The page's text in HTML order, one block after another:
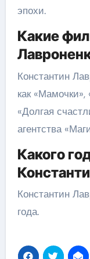
эпохи.
Какие
Константин
как
«Долгая
агентства
Какого
Константин
года.